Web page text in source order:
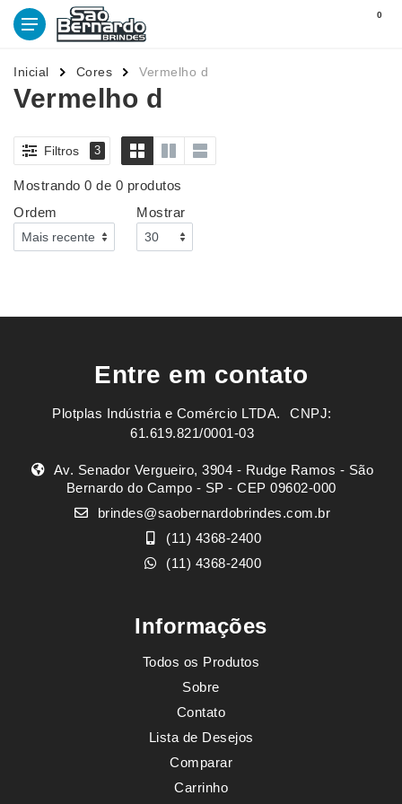
0
Inicial Cores Vermelho d
Vermelho d
Filtros 3
Mostrando 0 de 0 produtos
Ordem
Mostrar
Entre em contato
Plotplas Indústria e Comércio LTDA. ㅤㅤㅤ CNPJ:
61.619.821/0001-03
Av. Senador Vergueiro, 3904 - Rudge Ramos - São
Bernardo do Campo - SP - CEP 09602-000
brindes@saobernardobrindes.com.br
(11) 4368-2400
(11) 4368-2400
Informações
Todos os Produtos
Sobre
Contato
Lista de Desejos
Comparar
Carrinho